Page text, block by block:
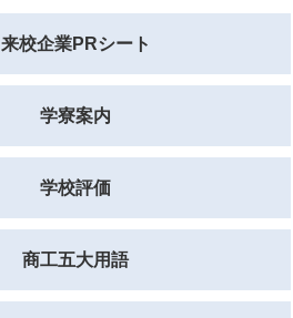
来校企業PRシート
学寮案内
学校評価
商工五大用語